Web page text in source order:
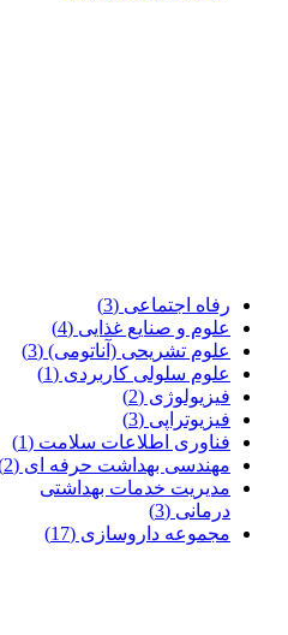
رفاه اجتماعی (3)
علوم و صنایع غذایی (4)
علوم تشریحی (آناتومی) (3)
علوم سلولی کاربردی (1)
فیزیولوژی (2)
فیزیوتراپی (3)
فناوری اطلاعات سلامت (1)
مهندسی بهداشت حرفه ای (2)
مدیریت خدمات بهداشتی
درمانی (3)
مجموعه داروسازی (17)